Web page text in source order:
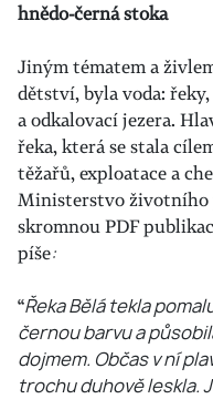
hnědo-černá stoka
Jiným tématem a
dětství, byla voda:
a odkalovací jezera.
řeka, která se stala
těžařů, exploatace a
Ministerstvo
skromnou PDF
píše:
“Řeka Bělá tekla
černou barvu a
dojmem. Občas v ní
trochu duhově leskla.